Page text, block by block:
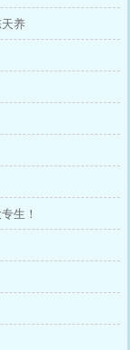
养
生！